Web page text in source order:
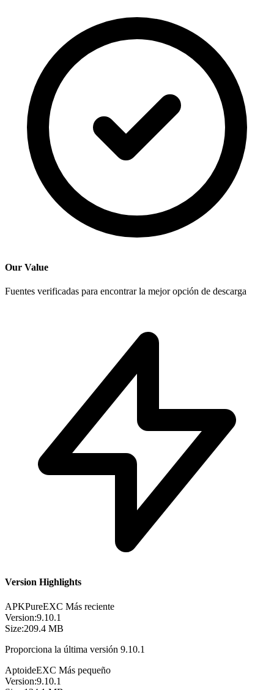
Our Value
Fuentes verificadas para encontrar la mejor opción de descarga
Version Highlights
APKPureEXC Más reciente
Version:9.10.1
Size:209.4 MB
Proporciona la última versión 9.10.1
AptoideEXC Más pequeño
Version:9.10.1